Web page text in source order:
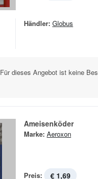
Händler: Globus
Für dieses Angebot ist keine
Ameisenköder
Marke: Aeroxon
Preis: € 1,69